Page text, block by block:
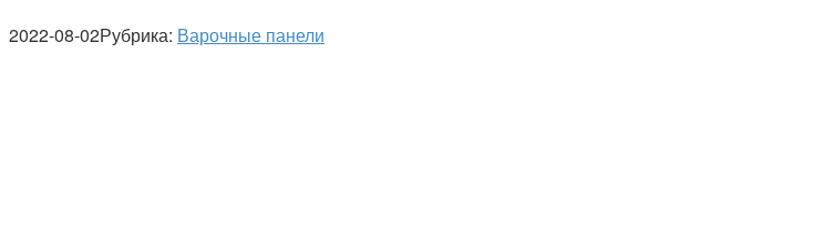
2022-08-02Рубрика: Варочные панели